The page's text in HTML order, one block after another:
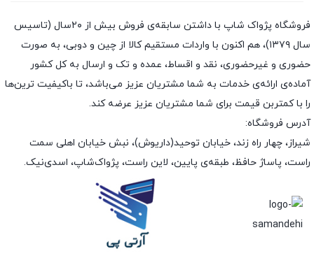
فروشگاه پژواک شاپ با داشتن سابقه‌ی فروش بیش از ۲۰سال (تاسیس
سال ۱۳۷۹)، هم اکنون با واردات مستقیم کالا از چین و دوبی، به صورت
حضوری و غیرحضوری، نقد و اقساط، عمده و تک و ارسال به کل کشور
آماده‌ی ارائه‌ی خدمات به شما مشتریان عزیز می‌باشد، تا باکیفیت ترین‌ها
را با کمتربن قیمت برای شما مشتریان عزیز عرضه کند.
آدرس فروشگاه:
شیراز، چهار راه زند، خیابان توحید(داریوش)، نبش خیابان اهلی سمت
راست، پاساژ حافظ، طبقه‌ی پایین، لاین راست، پژواک‌شاپ، اسدی‌نیک.